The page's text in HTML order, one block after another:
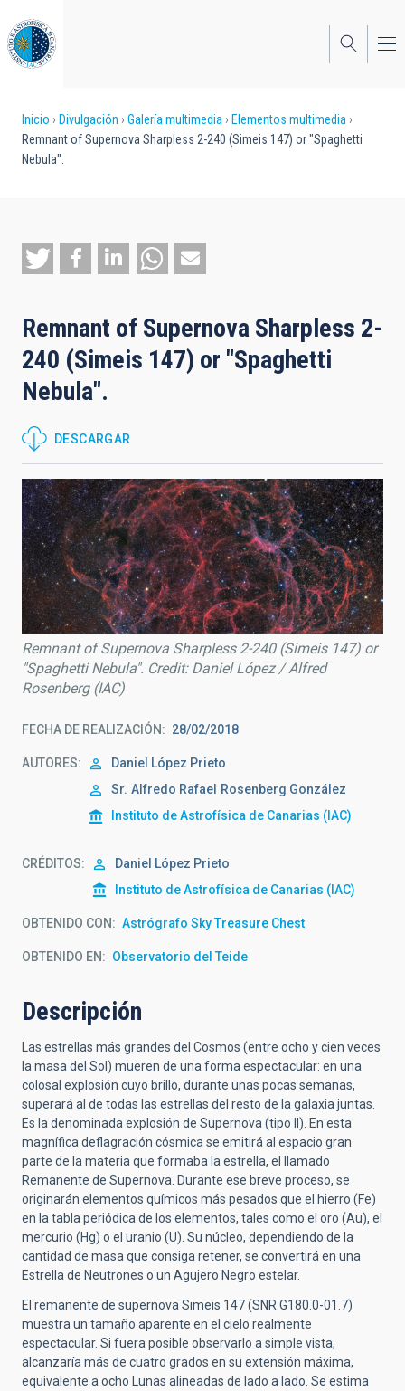
al
contenido
principal
Sobrescribir
enlaces
a
la
navegación
Inicio Divulgación Galería multimedia
Elementos multimedia
Remnant of Supernova Sharpless 2-240 (Simeis 147) or "Spaghetti
Nebula".
Remnant of Supernova Sharpless 2-
240 (Simeis 147) or "Spaghetti
Nebula".
DESCARGAR
Remnant of Supernova Sharpless 2-240 (Simeis 147) or
"Spaghetti Nebula". Credit: Daniel López / Alfred
Rosenberg (IAC)
FECHA DE REALIZACIÓN 28/02/2018
AUTORES
Daniel López Prieto
Sr. Alfredo Rafael
Rosenberg González
Instituto de Astrofísica de Canarias (IAC)
CRÉDITOS
Daniel López Prieto
Instituto de Astrofísica de Canarias (IAC)
OBTENIDO CON Astrógrafo Sky Treasure Chest
OBTENIDO EN Observatorio del Teide
Descripción
Las estrellas más grandes del Cosmos (entre ocho y cien veces
la masa del Sol) mueren de una forma espectacular: en una
colosal explosión cuyo brillo, durante unas pocas semanas,
superará al de todas las estrellas del resto de la galaxia juntas.
Es la denominada explosión de Supernova (tipo II). En esta
magnífica deflagración cósmica se emitirá al espacio gran
parte de la materia que formaba la estrella, el llamado
Remanente de Supernova. Durante ese breve proceso, se
originarán elementos químicos más pesados que el hierro (Fe)
en la tabla periódica de los elementos, tales como el oro (Au), el
mercurio (Hg) o el uranio (U). Su núcleo, dependiendo de la
cantidad de masa que consiga retener, se convertirá en una
Estrella de Neutrones o un Agujero Negro estelar.
El remanente de supernova Simeis 147 (SNR G180.0-01.7)
muestra un tamaño aparente en el cielo realmente
espectacular. Si fuera posible observarlo a simple vista,
alcanzaría más de cuatro grados en su extensión máxima,
equivalente a ocho Lunas alineadas de lado a lado. Se estima